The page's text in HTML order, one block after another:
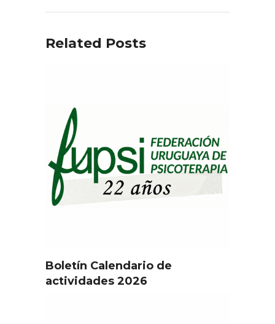
Related Posts
Boletín Calendario de
actividades 2026